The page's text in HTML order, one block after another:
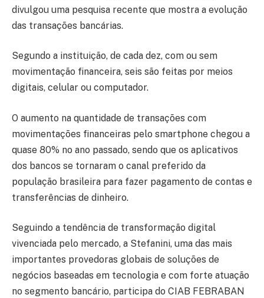
divulgou uma pesquisa recente que mostra a evolução
das transações bancárias.
Segundo a instituição, de cada dez, com ou sem
movimentação financeira, seis são feitas por meios
digitais, celular ou computador.
O aumento na quantidade de transações com
movimentações financeiras pelo smartphone chegou a
quase 80% no ano passado, sendo que os aplicativos
dos bancos se tornaram o canal preferido da
população brasileira para fazer pagamento de contas e
transferências de dinheiro.
Seguindo a tendência de transformação digital
vivenciada pelo mercado, a Stefanini, uma das mais
importantes provedoras globais de soluções de
negócios baseadas em tecnologia e com forte atuação
no segmento bancário, participa do CIAB FEBRABAN